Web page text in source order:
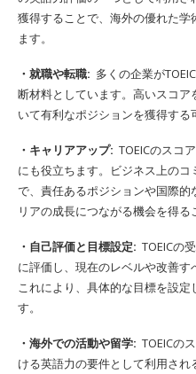
獲得することで、海外の優れた学
ます。
・就職や転職: 多くの企業が
断材料としています。高いスコ
いて有利なポジションを獲得する
・キャリアアップ: TOEICのスコ
にも役立ちます。ビジネス上の
で、責任あるポジションや国際
リアの成長につながる機会を得る
・自己評価と目標設定: TOEICの
に評価し、現在のレベルや改善す
これにより、具体的な目標を設
す。
・海外での活動や留学: TOEICの
ける英語力の要件として利用さ